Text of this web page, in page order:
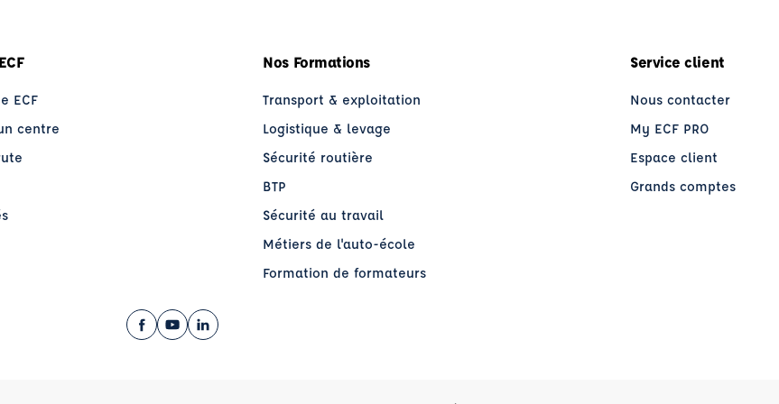
ECF
centre
Nos Formations
Transport & exploitation
Logistique & levage
Sécurité routière
BTP
Sécurité au travail
Métiers de l'auto-école
Formation de formateurs
Service client
Nous contacter
My ECF PRO
Espace client
Grands comptes
Facebook (nouvelle fenêtre)
YouTube (nouvelle fenêtre)
LinkedIn (nouvelle fenêtre)